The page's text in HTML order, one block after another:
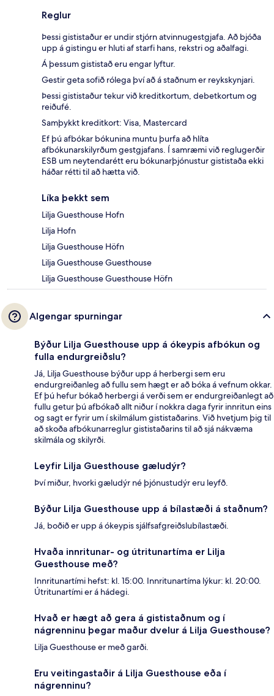
Reglur
Þessi gististaður er undir stjórn atvinnugestgjafa. Að bjóða
upp á gistingu er hluti af starfi hans, rekstri og aðalfagi.
Á þessum gististað eru engar lyftur.
Gestir geta sofið rólega því að á staðnum er reykskynjari.
Þessi gististaður tekur við kreditkortum, debetkortum og
reiðufé.
Samþykkt kreditkort: Visa, Mastercard
Ef þú afbókar bókunina muntu þurfa að hlíta
afbókunarskilyrðum gestgjafans. Í samræmi við reglugerðir
ESB um neytendarétt eru bókunarþjónustur gististaða ekki
háðar rétti til að hætta við.
Líka þekkt sem
Lilja Guesthouse Hofn
Lilja Hofn
Lilja Guesthouse Höfn
Lilja Guesthouse Guesthouse
Lilja Guesthouse Guesthouse Höfn
Algengar spurningar
Býður Lilja Guesthouse upp á ókeypis afbókun og
fulla endurgreiðslu?
Já, Lilja Guesthouse býður upp á herbergi sem eru
endurgreiðanleg að fullu sem hægt er að bóka á vefnum okkar.
Ef þú hefur bókað herbergi á verði sem er endurgreiðanlegt að
fullu getur þú afbókað allt niður í nokkra daga fyrir innritun eins
og sagt er fyrir um í skilmálum gististaðarins. Við hvetjum þig til
að skoða afbókunarreglur gististaðarins til að sjá nákvæma
skilmála og skilyrði.
Leyfir Lilja Guesthouse gæludýr?
Því miður, hvorki gæludýr né þjónustudýr eru leyfð.
Býður Lilja Guesthouse upp á bílastæði á staðnum?
Já, boðið er upp á ókeypis sjálfsafgreiðslubílastæði.
Hvaða innritunar- og útritunartíma er Lilja
Guesthouse með?
Innritunartími hefst: kl. 15:00. Innritunartíma lýkur: kl. 20:00.
Útritunartími er á hádegi.
Hvað er hægt að gera á gististaðnum og í
nágrenninu þegar maður dvelur á Lilja Guesthouse?
Lilja Guesthouse er með garði.
Eru veitingastaðir á Lilja Guesthouse eða í
nágrenninu?